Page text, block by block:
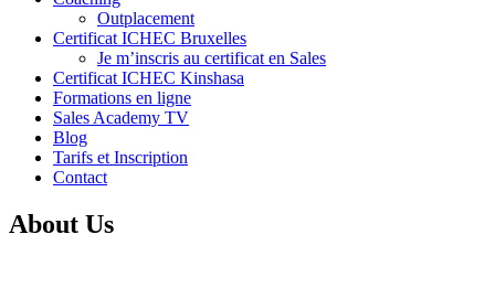
Outplacement
Certificat ICHEC Bruxelles
Je m’inscris au certificat en Sales
Certificat ICHEC Kinshasa
Formations en ligne
Sales Academy TV
Blog
Tarifs et Inscription
Contact
About Us